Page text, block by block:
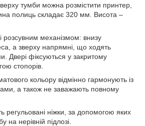
тумби можна розмістити принтер,
полиць складає 320 мм. Висота –
розсувним механізмом: внизу
а зверху напрямні, що ходять
Двері фіксуються у закритому
стопорів.
кольору відмінно гармонують із
а також не заважають повному
регульовані ніжки, за допомогою яких
на нерівній підлозі.